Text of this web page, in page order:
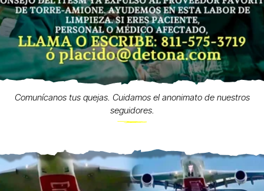
Comunícanos tus quejas. Cuidamos el anonimato de nuestros
seguidores.